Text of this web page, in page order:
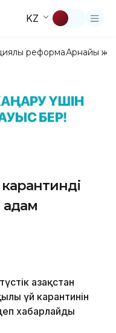
KZ
реформаАрнайы
адам
Қазақстан
үй карантинін
хабарлайды